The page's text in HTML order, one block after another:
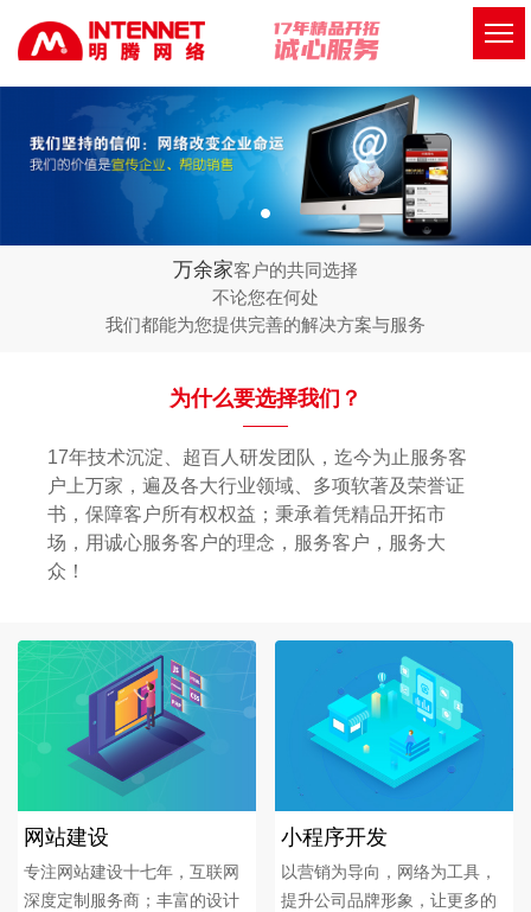
万余家客户的共同选择
不论您在何处
我们都能为您提供完善的解决方案与服务
为什么要选择我们？
17年技术沉淀、超百人研发团队，迄今为止服务客
户上万家，遍及各大行业领域、多项软著及荣誉证
书，保障客户所有权权益；秉承着凭精品开拓市
场，用诚心服务客户的理念，服务客户，服务大
众！
网站建设
专注网站建设十七年，互联网
深度定制服务商；丰富的设计
小程序开发
以营销为导向，网络为工具，
提升公司品牌形象，让更多的